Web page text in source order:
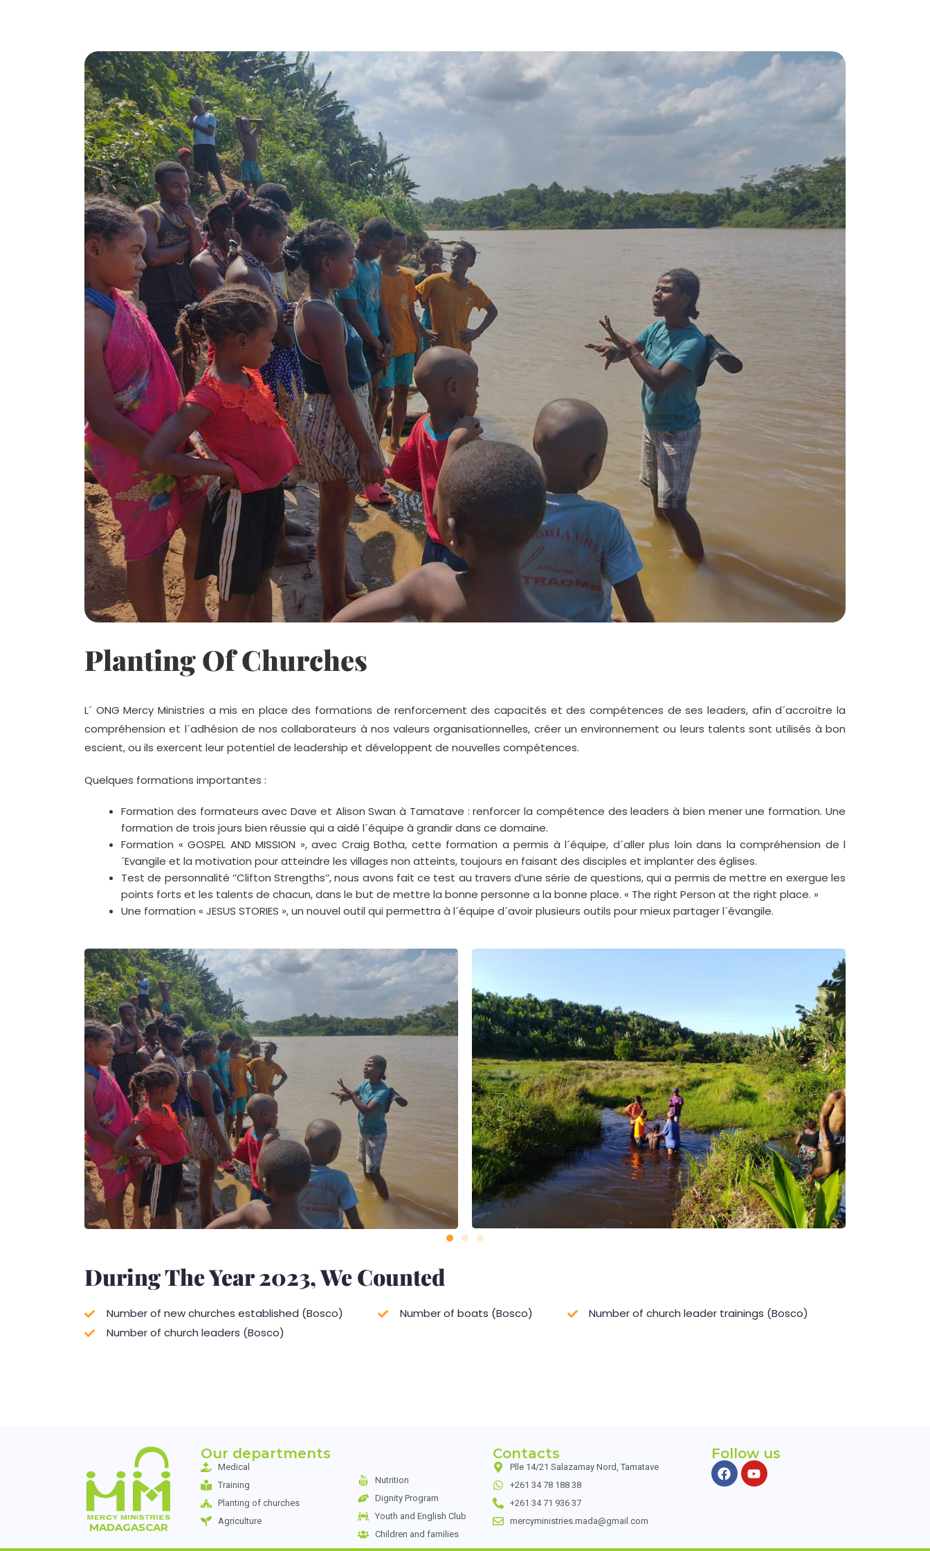
Planting Of Churches
L´ ONG Mercy Ministries a mis en place des formations de renforcement des capacités et des compétences de ses leaders, afin d´accroitre la
compréhension et l´adhésion de nos collaborateurs à nos valeurs organisationnelles, créer un environnement ou leurs talents sont utilisés à bon
escient, ou ils exercent leur potentiel de leadership et développent de nouvelles compétences.
Quelques formations importantes :
Formation des formateurs avec Dave et Alison Swan à Tamatave : renforcer la compétence des leaders à bien mener une formation. Une
formation de trois jours bien réussie qui a aidé l´équipe à grandir dans ce domaine.
Formation « GOSPEL AND MISSION », avec Craig Botha, cette formation a permis à l´équipe, d´aller plus loin dans la compréhension de l
´Evangile et la motivation pour atteindre les villages non atteints, toujours en faisant des disciples et implanter des églises.
Test de personnalité ‘’Clifton Strengths’’, nous avons fait ce test au travers d’une série de questions, qui a permis de mettre en exergue les
points forts et les talents de chacun, dans le but de mettre la bonne personne a la bonne place. « The right Person at the right place. »
Une formation « JESUS STORIES », un nouvel outil qui permettra à l´équipe d´avoir plusieurs outils pour mieux partager l´évangile.
During The Year 2023, We Counted
Number of new churches established (Bosco) Number of boats (Bosco)
Number of church leader trainings (Bosco)
Number of church leaders (Bosco)
MADAGASCAR
Our departments
Medical
Training
Planting of churches
Agriculture
Nutrition
Dignity Program
Youth and English Club
Children and families
Contacts
Plle 14/21 Salazamay Nord, Tamatave
+261 34 78 188 38
+261 34 71 936 37
mercyministries.mada@gmail.com
Follow us